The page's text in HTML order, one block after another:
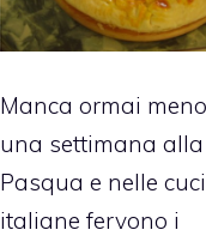
Manca ormai
una settimana alla
Pasqua e nelle
italiane fervono i